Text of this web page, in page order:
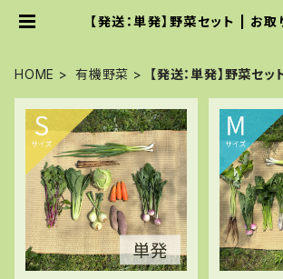
【発送：単発】野菜セット | お取
HOME 有機野菜 【発送：単発】野菜セッ